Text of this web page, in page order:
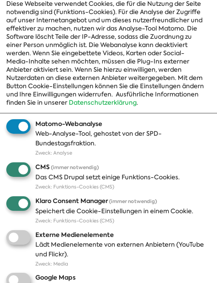
Vorstand
Arbeitsgruppen
Ausschussvorsitzende
Beauftragte
Landesgruppen
Organisation
Themen
Positionen
Publikationen
Presse
Fotos
Pressekontakt
Termine
Jobs und Ausbildung
Häufige Fragen
Podcast
Abonnements
Diese Webseite verwendet Cookies, die für die Nutzung der Seite
notwendig sind (Funktions-Cookies). Für die Analyse der Zugriffe
auf unser Internetangebot und um dieses nutzerfreundlicher und
effektiver zu machen, nutzen wir das Analyse-Tool Matomo. Die
Software löscht Teile der IP-Adresse, sodass die Zuordnung zu
einer Person unmöglich ist. Die Webanalyse kann deaktiviert
werden. Wenn Sie eingebettete Videos, Karten oder Social-
Media-Inhalte sehen möchten, müssen die Plug-Ins externer
Anbieter aktiviert sein. Wenn Sie hierzu einwilligen, werden
Nutzerdaten an diese externen Anbieter weitergegeben. Mit dem
Button Cookie-Einstellungen können Sie die Einstellungen ändern
und Ihre Einwilligungen widerrufen. Ausführliche Informationen
finden Sie in unserer Datenschutzerklärung.
Matomo-Webanalyse
Web-Analyse-Tool, gehostet von der SPD-
Bundestagsfraktion.
Zweck: Analyse
CMS (immer notwendig)
Das CMS Drupal setzt einige Funktions-Cookies.
Zweck: Funktions-Cookies (CMS)
Klaro Consent Manager(immer notwendig)
Speichert die Cookie-Einstellungen in einem Cookie.
Zweck: Funktions-Cookies (CMS)
Externe Medienelemente
Lädt Medienelemente von externen Anbietern (YouTube
und Flickr).
Zweck: Media
Google Maps